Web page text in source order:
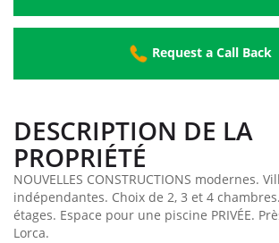
Request a Call Back
DESCRIPTION DE LA
PROPRIÉTÉ
NOUVELLES CONSTRUCTIONS modernes.
indépendantes. Choix de 2, 3 et 4
étages. Espace pour une piscine PRIVÉE.
Lorca.